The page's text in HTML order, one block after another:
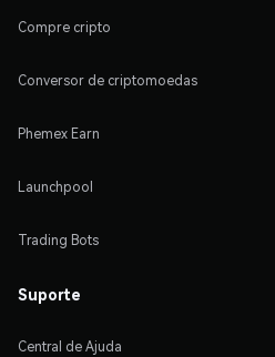
Compre cripto
Conversor de criptomoedas
Phemex Earn
Launchpool
Trading Bots
Suporte
Central de Ajuda